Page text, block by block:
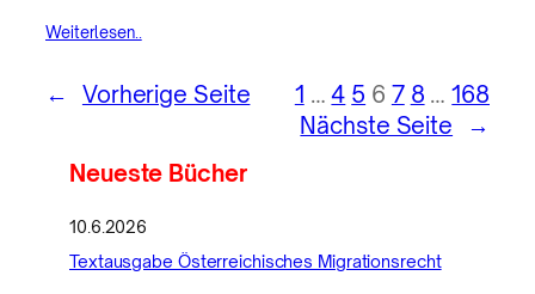
Weiterlesen..
← Vorherige Seite 1 … 4 5 6 7 8 … 168
Nächste Seite
→
Neueste Bücher
10.6.2026
Textausgabe Österreichisches Migrationsrecht